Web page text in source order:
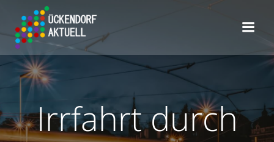
Irrfahrt durch